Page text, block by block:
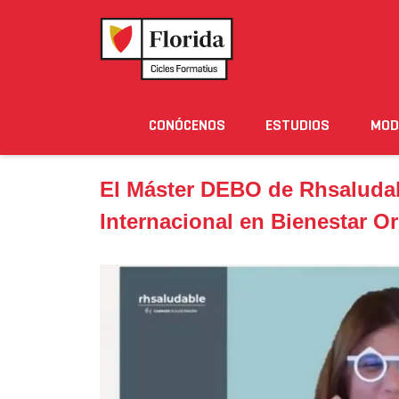
Noticias Eventos Blog Solicita
CONÓCENOS ESTUDIOS
El Máster DEBO de
El Máster DEBO de
Internacional en Bienestar